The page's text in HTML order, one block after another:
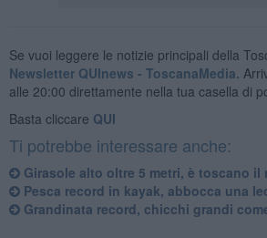
Se vuoi leggere le notizie principali della
Newsletter QUInews - ToscanaMedia.
alle 20:00 direttamente nella tua casella di
Basta cliccare QUI
Ti potrebbe interessare anche:
Girasole alto oltre 5 metri, è toscano il
Pesca record in kayak, abbocca una
Grandinata record, chicchi grandi